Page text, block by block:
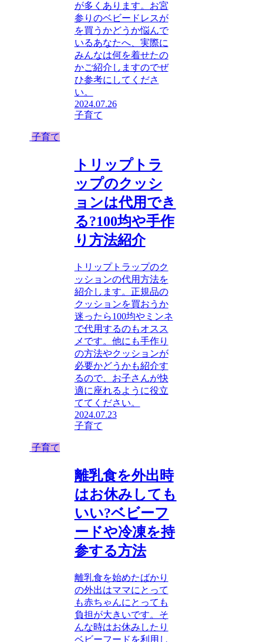
が多くあります。お宮
参りのベビードレスが
を買うかどうか悩んで
いるあなたへ、実際に
みんなは何を着せたの
かご紹介しますのでぜ
ひ参考にしてくださ
い。
2024.07.26
子育て
子育て
トリップトラ
ップのクッシ
ョンは代用でき
る?100均や手作
り方法紹介
トリップトラップのク
ッションの代用方法を
紹介します。正規品の
クッションを買おうか
迷ったら100均やミンネ
で代用するのもオスス
メです。他にも手作り
の方法やクッションが
必要かどうかも紹介す
るので、お子さんが快
適に座れるように役立
ててください。
2024.07.23
子育て
子育て
離乳食を外出時
はお休みしても
いい?ベビーフ
ードや冷凍を持
参する方法
離乳食を始めたばかり
の外出はママにとって
も赤ちゃんにとっても
負担が大きいです。そ
んな時はお休みしたり
ベビーフードを利用し